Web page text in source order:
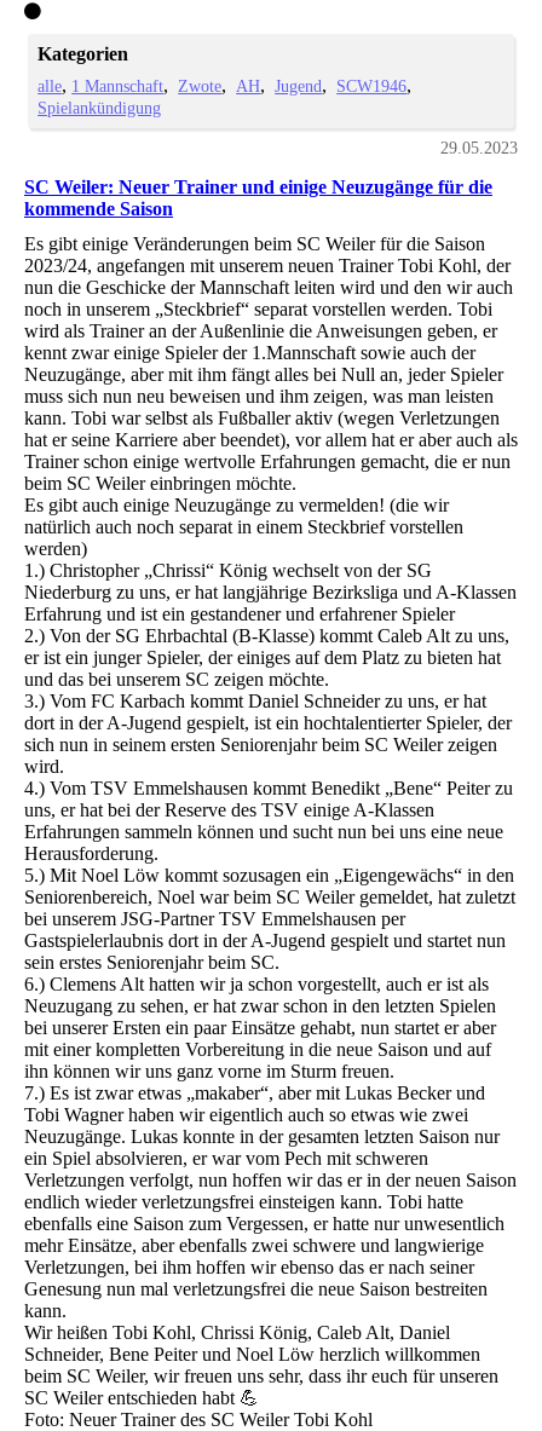
Kategorien
alle 1 Mannschaft Zwote AH Jugend
SCW1946
Spielankündigung
29.05.2023
SC Weiler: Neuer Trainer und einige Neuzugänge für die
kommende Saison
Es gibt einige Veränderungen beim SC Weiler für die Saison
2023/24, angefangen mit unserem neuen Trainer Tobi Kohl, der
nun die Geschicke der Mannschaft leiten wird und den wir auch
noch in unserem „Steckbrief“ separat vorstellen werden. Tobi
wird als Trainer an der Außenlinie die Anweisungen geben, er
kennt zwar einige Spieler der 1.Mannschaft sowie auch der
Neuzugänge, aber mit ihm fängt alles bei Null an, jeder Spieler
muss sich nun neu beweisen und ihm zeigen, was man leisten
kann. Tobi war selbst als Fußballer aktiv (wegen Verletzungen
hat er seine Karriere aber beendet), vor allem hat er aber auch als
Trainer schon einige wertvolle Erfahrungen gemacht, die er nun
beim SC Weiler einbringen möchte.
Es gibt auch einige Neuzugänge zu vermelden! (die wir
natürlich auch noch separat in einem Steckbrief vorstellen
werden)
1.) Christopher „Chrissi“ König wechselt von der SG
Niederburg zu uns, er hat langjährige Bezirksliga und A-Klassen
Erfahrung und ist ein gestandener und erfahrener Spieler
2.) Von der SG Ehrbachtal (B-Klasse) kommt Caleb Alt zu uns,
er ist ein junger Spieler, der einiges auf dem Platz zu bieten hat
und das bei unserem SC zeigen möchte.
3.) Vom FC Karbach kommt Daniel Schneider zu uns, er hat
dort in der A-Jugend gespielt, ist ein hochtalentierter Spieler, der
sich nun in seinem ersten Seniorenjahr beim SC Weiler zeigen
wird.
4.) Vom TSV Emmelshausen kommt Benedikt „Bene“ Peiter zu
uns, er hat bei der Reserve des TSV einige A-Klassen
Erfahrungen sammeln können und sucht nun bei uns eine neue
Herausforderung.
5.) Mit Noel Löw kommt sozusagen ein „Eigengewächs“ in den
Seniorenbereich, Noel war beim SC Weiler gemeldet, hat zuletzt
bei unserem JSG-Partner TSV Emmelshausen per
Gastspielerlaubnis dort in der A-Jugend gespielt und startet nun
sein erstes Seniorenjahr beim SC.
6.) Clemens Alt hatten wir ja schon vorgestellt, auch er ist als
Neuzugang zu sehen, er hat zwar schon in den letzten Spielen
bei unserer Ersten ein paar Einsätze gehabt, nun startet er aber
mit einer kompletten Vorbereitung in die neue Saison und auf
ihn können wir uns ganz vorne im Sturm freuen.
7.) Es ist zwar etwas „makaber“, aber mit Lukas Becker und
Tobi Wagner haben wir eigentlich auch so etwas wie zwei
Neuzugänge. Lukas konnte in der gesamten letzten Saison nur
ein Spiel absolvieren, er war vom Pech mit schweren
Verletzungen verfolgt, nun hoffen wir das er in der neuen Saison
endlich wieder verletzungsfrei einsteigen kann. Tobi hatte
ebenfalls eine Saison zum Vergessen, er hatte nur unwesentlich
mehr Einsätze, aber ebenfalls zwei schwere und langwierige
Verletzungen, bei ihm hoffen wir ebenso das er nach seiner
Genesung nun mal verletzungsfrei die neue Saison bestreiten
kann.
Wir heißen Tobi Kohl, Chrissi König, Caleb Alt, Daniel
Schneider, Bene Peiter und Noel Löw herzlich willkommen
beim SC Weiler, wir freuen uns sehr, dass ihr euch für unseren
SC Weiler entschieden habt 💪
Foto: Neuer Trainer des SC Weiler Tobi Kohl